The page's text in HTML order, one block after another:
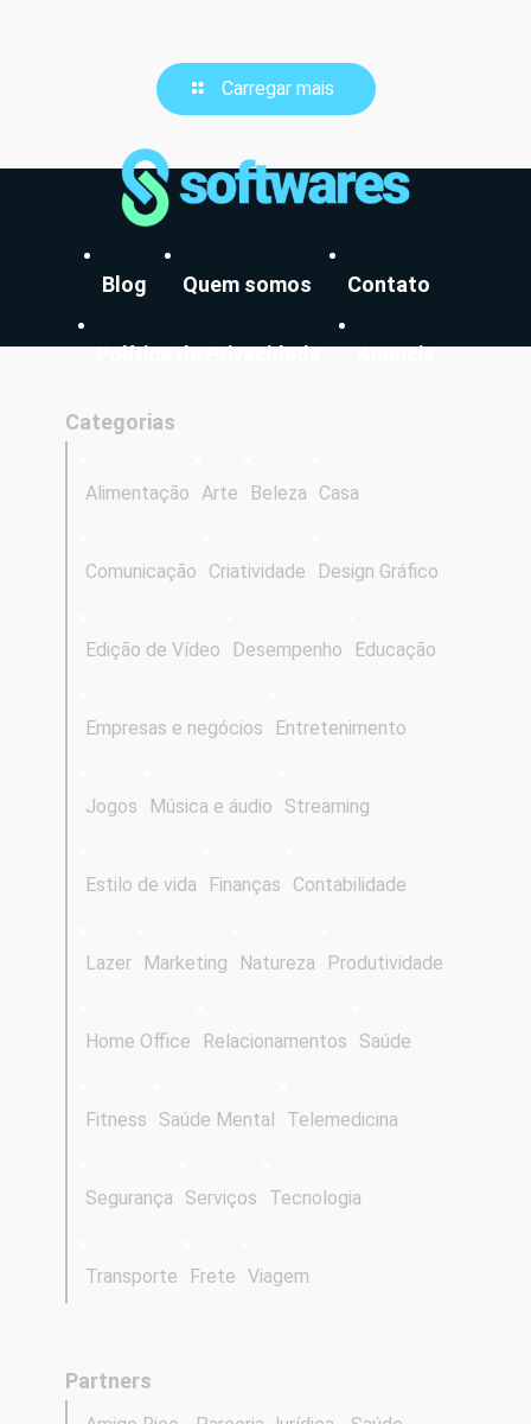
Carregar mais
Blog Quem somos Contato
Política de Privacidade Anuncie
Categorias
Alimentação Arte Beleza Casa
Comunicação Criatividade Design Gráfico
Edição de Vídeo Desempenho Educação
Empresas e negócios Entretenimento
Jogos Música e áudio Streaming
Estilo de vida Finanças Contabilidade
Lazer Marketing Natureza Produtividade
Home Office Relacionamentos Saúde
Fitness Saúde Mental Telemedicina
Segurança Serviços Tecnologia
Transporte Frete Viagem
Partners